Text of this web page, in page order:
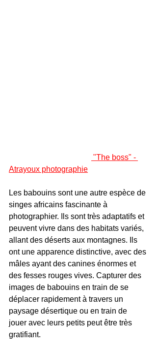
"The boss" -
Atrayoux photographie
Les babouins sont une autre espèce de
singes africains fascinante à
photographier. Ils sont très adaptatifs et
peuvent vivre dans des habitats variés,
allant des déserts aux montagnes. Ils
ont une apparence distinctive, avec des
mâles ayant des canines énormes et
des fesses rouges vives. Capturer des
images de babouins en train de se
déplacer rapidement à travers un
paysage désertique ou en train de
jouer avec leurs petits peut être très
gratifiant.